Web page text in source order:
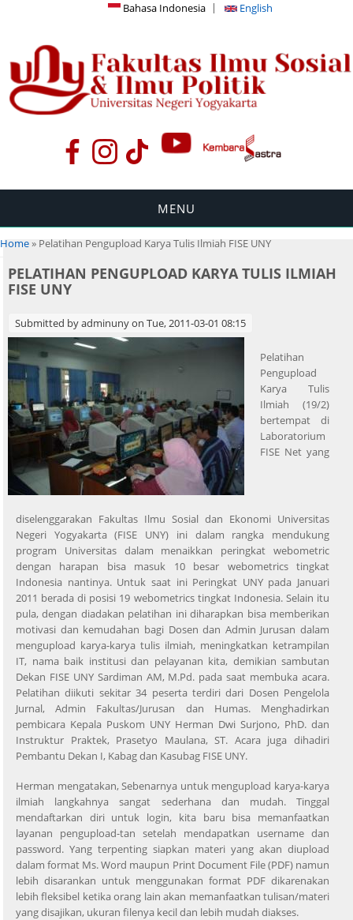
Bahasa Indonesia English
MENU
You are here
Home» Pelatihan Pengupload Karya Tulis Ilmiah FISE UNY
PELATIHAN PENGUPLOAD KARYA TULIS ILMIAH
FISE UNY
Submitted byadminunyon Tue, 2011-03-01 08:15
Pelatihan
Pengupload
Karya Tulis
Ilmiah (19/2)
bertempat di
Laboratorium
FISE Net yang
diselenggarakan Fakultas Ilmu Sosial dan Ekonomi Universitas
Negeri Yogyakarta (FISE UNY) ini dalam rangka mendukung
program Universitas dalam menaikkan peringkat webometric
dengan harapan bisa masuk 10 besar webometrics tingkat
Indonesia nantinya. Untuk saat ini Peringkat UNY pada Januari
2011 berada di posisi 19 webometrics tingkat Indonesia. Selain itu
pula, dengan diadakan pelatihan ini diharapkan bisa memberikan
motivasi dan kemudahan bagi Dosen dan Admin Jurusan dalam
mengupload karya-karya tulis ilmiah, meningkatkan ketrampilan
IT, nama baik institusi dan pelayanan kita, demikian sambutan
Dekan FISE UNY Sardiman AM, M.Pd. pada saat membuka acara.
Pelatihan diikuti sekitar 34 peserta terdiri dari Dosen Pengelola
Jurnal, Admin Fakultas/Jurusan dan Humas. Menghadirkan
pembicara Kepala Puskom UNY Herman Dwi Surjono, PhD. dan
Instruktur Praktek, Prasetyo Maulana, ST. Acara juga dihadiri
Pembantu Dekan I, Kabag dan Kasubag FISE UNY.
Herman mengatakan, Sebenarnya untuk mengupload karya-karya
ilmiah langkahnya sangat sederhana dan mudah. Tinggal
mendaftarkan diri untuk login, kita baru bisa memanfaatkan
layanan pengupload-tan setelah mendapatkan username dan
password. Yang terpenting siapkan materi yang akan diupload
dalam format Ms. Word maupun Print Document File (PDF) namun
lebih disarankan untuk menggunakan format PDF dikarenakan
lebih fleksibel ketika orang lain akan memanfaatkan tulisan/materi
yang disajikan, ukuran filenya kecil dan lebih mudah diakses.